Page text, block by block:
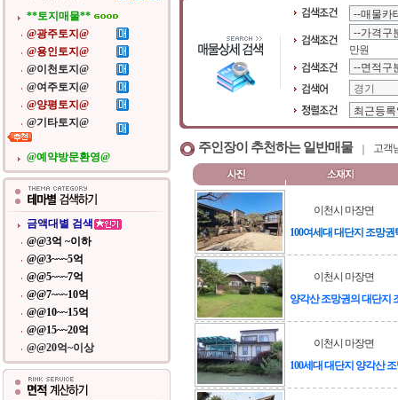
**토지매물**
@광주토지@
@용인토지@
@이천토지@
@여주토지@
@양평토지@
@기타토지@
@예약방문환영@
금액대별 검색
@@3억 ~이하
@@3~~~5억
@@5~~~7억
@@7~~~10억
@@10~~15억
@@15~~20억
@@20억~이상
만원
주인장이 추천하는 일반매물 고객
이천시 마장면
100여세대 대단지 조망
이천시 마장면
양각산 조망권의 대단지
이천시 마장면
100세대 대단지 양각산